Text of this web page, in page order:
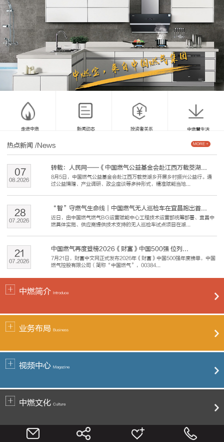
走进中燃 新闻动态 投资者关系 中燃慧生活
热点新闻 /News
转载：人民网——《中国燃气公益基金会赴江西万载茭湖...
8月5日，中国燃气公益基金会赴江西万载茭湖乡开展乡村振兴公益行。通
过公益捐赠、产业调研、政企座谈等多种形式，精准赋能当地...
08.2026
07
“智”守燃气生命线｜中国燃气无人巡检车在宜昌跑出首...
近日，由中国燃气燃气BG运营赋能中心工程技术运营部统筹部署、宜昌中
燃具体实施、供应商提供技术支持的无人巡检车试点项目在湖...
07.2026
28
中国燃气再度登榜2026《财富》中国500强 位列...
7月21日，财富中文网正式发布2026年《财富》中国500强年度榜单，中国
燃气控股有限公司（简称“中国燃气”，00384...
07.2026
21
MORE +
中燃简介 Introduce
业务布局 Business
视频中心 Magazine
中燃文化 Culture